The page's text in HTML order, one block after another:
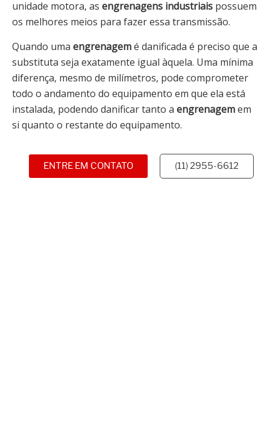
unidade motora, as engrenagens industriais possuem
os melhores meios para fazer essa transmissão.
Quando uma engrenagemé danificada é preciso que a
substituta seja exatamente igual àquela. Uma mínima
diferença, mesmo de milímetros, pode comprometer
todo o andamento do equipamento em que ela está
instalada, podendo danificar tanto a engrenagemem
si quanto o restante do equipamento.
ENTRE EM CONTATO (11) 2955-6612